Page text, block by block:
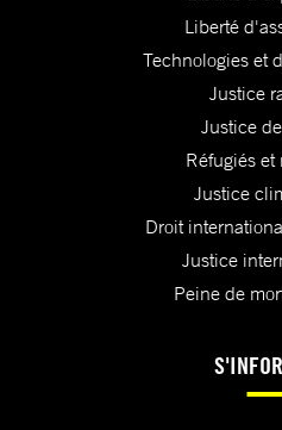
Liberté
Technologies et
Justice
Justice
Réfugiés et
Justice
Droit
Justice
Peine de